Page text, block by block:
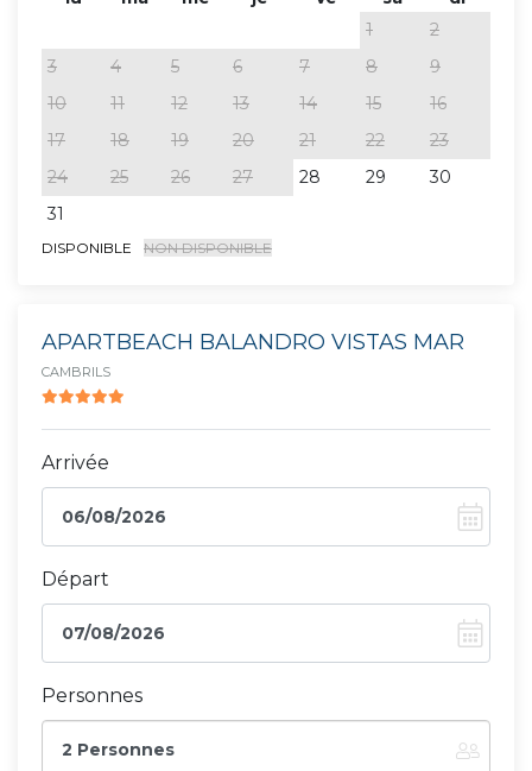
1
2
3
4 5 6 7 8
9
10
11 12 13 14 15
16
17
18 19 20 21 22
23
24
25 26 27 28 29
30
31
DISPONIBLE NON DISPONIBLE
APARTBEACH BALANDRO VISTAS MAR
CAMBRILS
Arrivée
Départ
Personnes
2 Personnes